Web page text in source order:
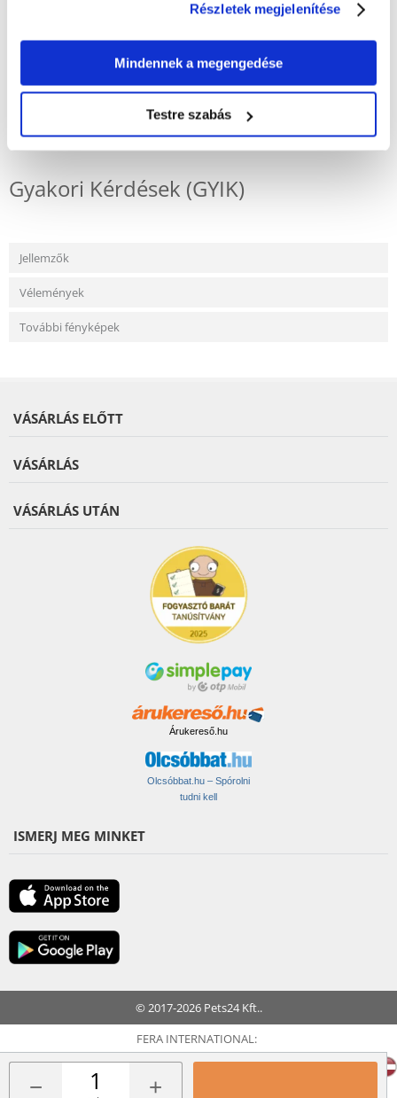
Részletek megjelenítése
Mindennek a megengedése
Testre szabás
− +
Válassza a biztonságos és hatékony ápolást – gondoskodjon kedvence
KÉRDEZZ TŐLÜNK!
Gyakori Kérdések (GYIK)
Jellemzők
Vélemények
További fényképek
VÁSÁRLÁS ELŐTT
VÁSÁRLÁS
VÁSÁRLÁS UTÁN
Árukereső.hu
Olcsóbbat.hu – Spórolni
tudni kell
ISMERJ MEG MINKET
© 2017-2026 Pets24 Kft..
FERA INTERNATIONAL: